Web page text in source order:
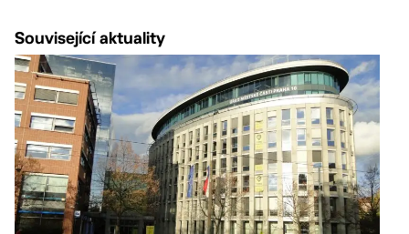
Související aktuality